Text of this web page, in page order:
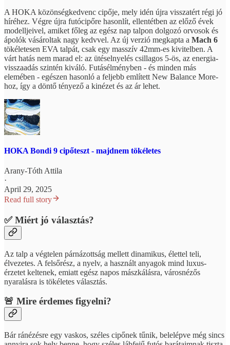
A HOKA közönségkedvenc cipője, mely idén újra visszatért régi jó
híréhez. Végre újra futócipőre hasonlít, ellentétben az előző évek
modelljeivel, amiket főleg az egész nap talpon dolgozó orvosok és
ápolók vásároltak nagy kedvvel. Az új verzió megkapta a Mach 6
tökéletesen EVA talpát, csak egy masszív 42mm-es kivitelben. A
várt hatás nem marad el: az ütéselnyelés csillagos 5-ös, az energia-
visszaadás szintén kiváló. Futásélményben - és minden más
elemében - egészen hasonló a feljebb említett New Balance More-
hoz, így a döntő tényező a kinézet és az ár lehet.
HOKA Bondi 9 cipőteszt - majdnem tökéletes
Arany-Tóth Attila
·
April 29, 2025
Read full story
✅ Miért jó választás?
Az talp a végtelen párnázottság mellett dinamikus, élettel teli,
élvezetes. A felsőrész, a nyelv, a használt anyagok mind luxus-
érzetet keltenek, emiatt egész napos mászkálásra, városnézős
nyaralásra is tökéletes választás.
🚨 Mire érdemes figyelni?
Bár ránézésre egy vaskos, széles cipőnek tűnik, belelépve még sincs